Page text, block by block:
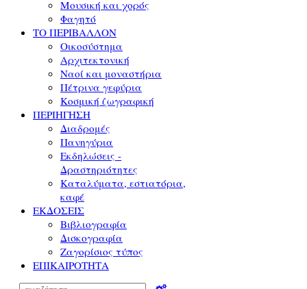
Μουσική και χορός
Φαγητό
ΤΟ ΠΕΡΙΒΑΛΛΟΝ
Οικοσύστημα
Αρχιτεκτονική
Ναοί και μοναστήρια
Πέτρινα γεφύρια
Κοσμική ζωγραφική
ΠΕΡΙΗΓΗΣΗ
Διαδρομές
Πανηγύρια
Εκδηλώσεις -
Δραστηριότητες
Καταλύματα, εστιατόρια,
καφέ
ΕΚΔΟΣΕΙΣ
Βιβλιογραφία
Δισκογραφία
Ζαγορίσιος τύπος
ΕΠΙΚΑΙΡΟΤΗΤΑ